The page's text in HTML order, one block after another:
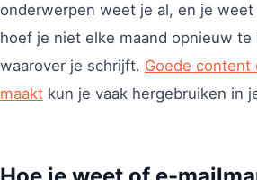
onderwerpen weet je al, en je weet
hoef je niet elke maand opnieuw te
waarover je schrijft. Goede content
maakt kun je vaak hergebruiken in